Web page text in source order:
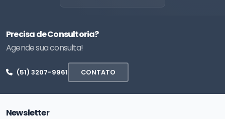
Precisa de Consultoria?
Agende sua consulta!
(51) 3207-9961 CONTATO
Newsletter